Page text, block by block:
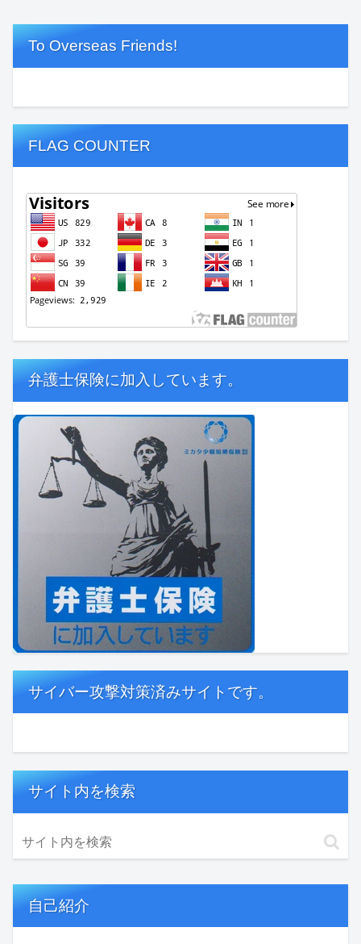
To Overseas Friends!
FLAG COUNTER
弁護士保険に加入しています。
サイバー攻撃対策済みサイトです。
サイト内を検索
自己紹介